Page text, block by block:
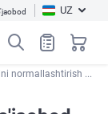
UZ
normallashtirish ...